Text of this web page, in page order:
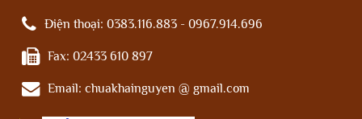
Điện thoại: 0383.116.883 - 0967.914.696
Fax: 02433 610 897
Email: chuakhainguyen @ gmail.com